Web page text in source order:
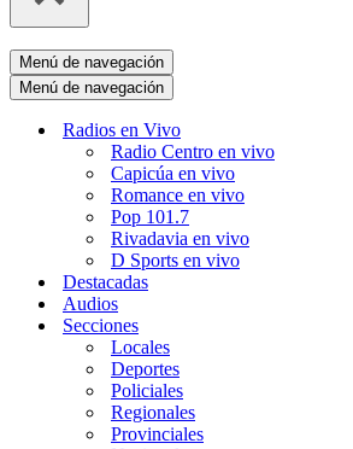
Menú de navegación
Menú de navegación
Radios en Vivo
Radio Centro en vivo
Capicúa en vivo
Romance en vivo
Pop 101.7
Rivadavia en vivo
D Sports en vivo
Destacadas
Audios
Secciones
Locales
Deportes
Policiales
Regionales
Provinciales